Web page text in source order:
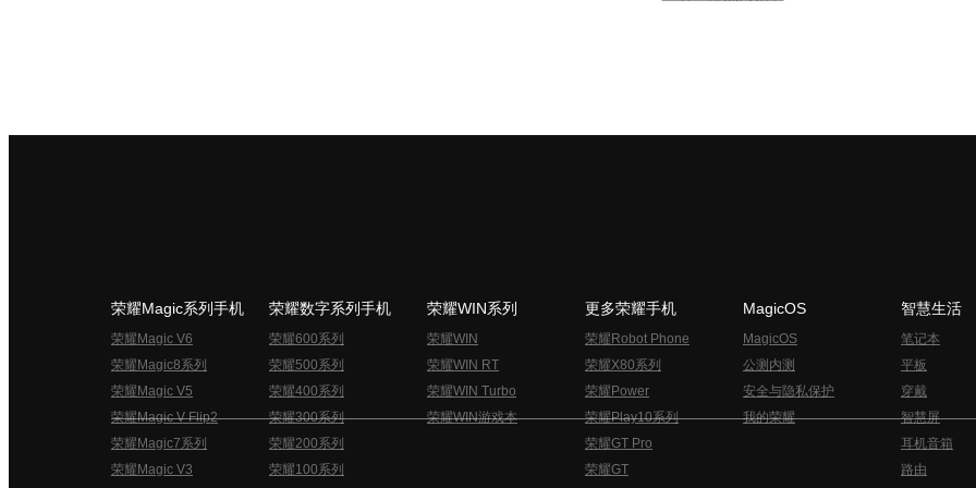
荣耀Magic系列手机
荣耀Magic V6
荣耀Magic8系列
荣耀Magic V5
荣耀Magic V Flip2
荣耀Magic7系列
荣耀Magic V3
荣耀数字系列手机
荣耀600系列
荣耀500系列
荣耀400系列
荣耀300系列
荣耀200系列
荣耀100系列
荣耀WIN系列
荣耀WIN
荣耀WIN RT
荣耀WIN Turbo
荣耀WIN游戏本
更多荣耀手机
荣耀Robot Phone
荣耀X80系列
荣耀Power
荣耀Play10系列
荣耀GT Pro
荣耀GT
MagicOS
MagicOS
公测内测
安全与隐私保护
我的荣耀
智慧生活
笔记本
平板
穿戴
智慧屏
耳机音箱
路由